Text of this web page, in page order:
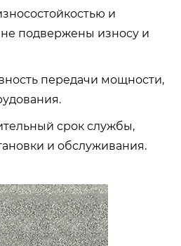
и
подвержены износу и
передачи мощности,
срок службы,
и обслуживания.